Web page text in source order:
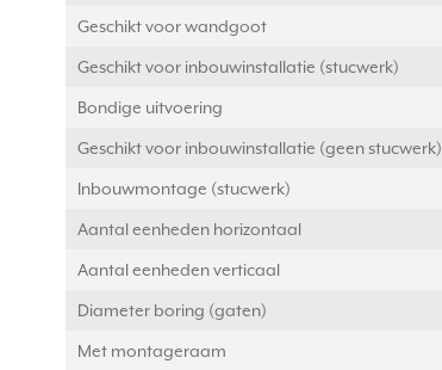
Geschikt voor wandgoot
Geschikt voor inbouwinstallatie (stucwerk)
Bondige uitvoering
Geschikt voor inbouwinstallatie (geen stucwerk)
Inbouwmontage (stucwerk)
Aantal eenheden horizontaal
Aantal eenheden verticaal
Diameter boring (gaten)
Met montageraam